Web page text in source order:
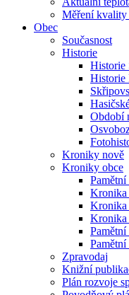
Měření kvality
Obec
Současnost
Historie
Historie
Historie
Období
Kroniky nově
Kroniky obce
Kronika
Kronika
Kronika
Zpravodaj
Knižní
Plán rozvoje